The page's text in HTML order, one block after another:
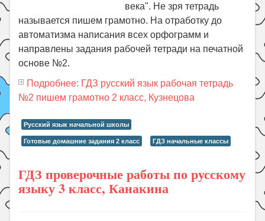
века". Не зря тетрадь
называется пишем грамотно. На отработку до
автоматизма написания всех орфограмм и
направлены задания рабочей тетради на печатной
основе №2.
Подробнее: ГДЗ русский язык рабочая тетрадь
№2 пишем грамотно 2 класс, Кузнецова
Русский язык начальной школы
Готовые домашние задания 2 класс ГДЗ начальные классы
ГДЗ проверочные работы по русскому
языку 3 класс, Канакина